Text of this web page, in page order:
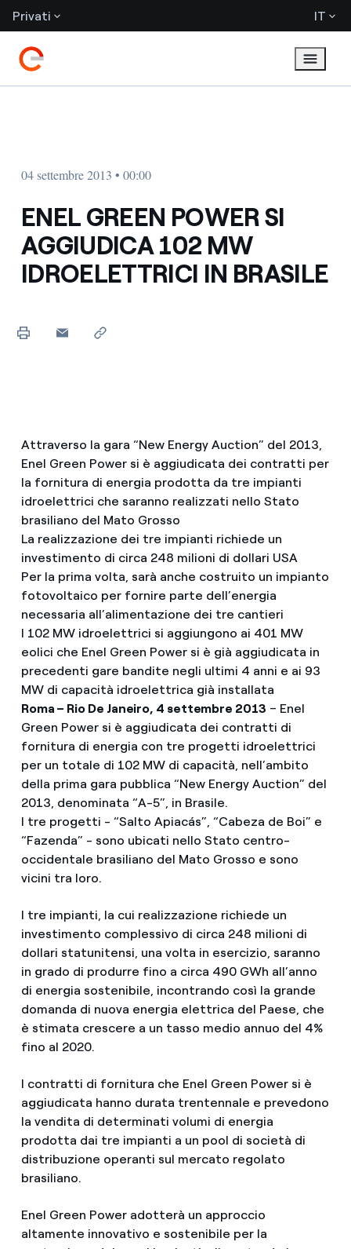
Privati IT
04 settembre 2013 • 00:00
ENEL GREEN POWER SI
AGGIUDICA 102 MW
IDROELETTRICI IN BRASILE
Attraverso la gara “New Energy Auction” del 2013,
Enel Green Power si è aggiudicata dei contratti per
la fornitura di energia prodotta da tre impianti
idroelettrici che saranno realizzati nello Stato
brasiliano del Mato Grosso
La realizzazione dei tre impianti richiede un
investimento di circa 248 milioni di dollari USA
Per la prima volta, sarà anche costruito un impianto
fotovoltaico per fornire parte dell’energia
necessaria all’alimentazione dei tre cantieri
I 102 MW idroelettrici si aggiungono ai 401 MW
eolici che Enel Green Power si è già aggiudicata in
precedenti gare bandite negli ultimi 4 anni e ai 93
MW di capacità idroelettrica già installata
Roma – Rio De Janeiro, 4 settembre 2013 – Enel
Green Power si è aggiudicata dei contratti di
fornitura di energia con tre progetti idroelettrici
per un totale di 102 MW di capacità, nell’ambito
della prima gara pubblica “New Energy Auction” del
2013, denominata “A-5”, in Brasile.
I tre progetti - “Salto Apiacás”, “Cabeza de Boi” e
“Fazenda” - sono ubicati nello Stato centro-
occidentale brasiliano del Mato Grosso e sono
vicini tra loro.
I tre impianti, la cui realizzazione richiede un
investimento complessivo di circa 248 milioni di
dollari statunitensi, una volta in esercizio, saranno
in grado di produrre fino a circa 490 GWh all’anno
di energia sostenibile, incontrando così la grande
domanda di nuova energia elettrica del Paese, che
è stimata crescere a un tasso medio annuo del 4%
fino al 2020.
I contratti di fornitura che Enel Green Power si è
aggiudicata hanno durata trentennale e prevedono
la vendita di determinati volumi di energia
prodotta dai tre impianti a un pool di società di
distribuzione operanti sul mercato regolato
brasiliano.
Enel Green Power adotterà un approccio
altamente innovativo e sostenibile per la